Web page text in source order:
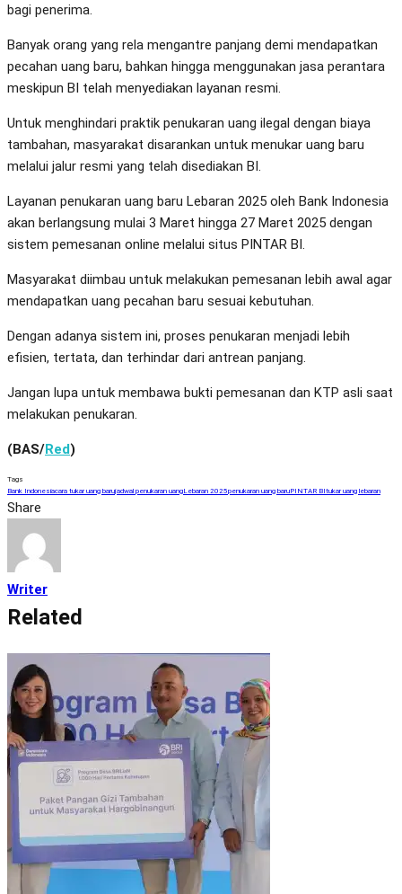
bagi penerima.
Banyak orang yang rela mengantre panjang demi mendapatkan
pecahan uang baru, bahkan hingga menggunakan jasa perantara
meskipun BI telah menyediakan layanan resmi.
Untuk menghindari praktik penukaran uang ilegal dengan biaya
tambahan, masyarakat disarankan untuk menukar uang baru
melalui jalur resmi yang telah disediakan BI.
Layanan penukaran uang baru Lebaran 2025 oleh Bank Indonesia
akan berlangsung mulai 3 Maret hingga 27 Maret 2025 dengan
sistem pemesanan online melalui situs PINTAR BI.
Masyarakat diimbau untuk melakukan pemesanan lebih awal agar
mendapatkan uang pecahan baru sesuai kebutuhan.
Dengan adanya sistem ini, proses penukaran menjadi lebih
efisien, tertata, dan terhindar dari antrean panjang.
Jangan lupa untuk membawa bukti pemesanan dan KTP asli saat
melakukan penukaran.
(BAS/Red)
Tags
Bank Indonesiacara tukar uang barujadwal penukaran uangLebaran 2025penukaran uang baruPINTAR BItukar uang lebaran
Share
Writer
Related